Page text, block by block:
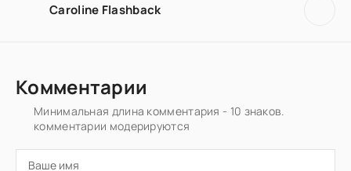
Caroline Flashback
Комментарии
Минимальная длина комментария - 10 знаков.
комментарии модерируются